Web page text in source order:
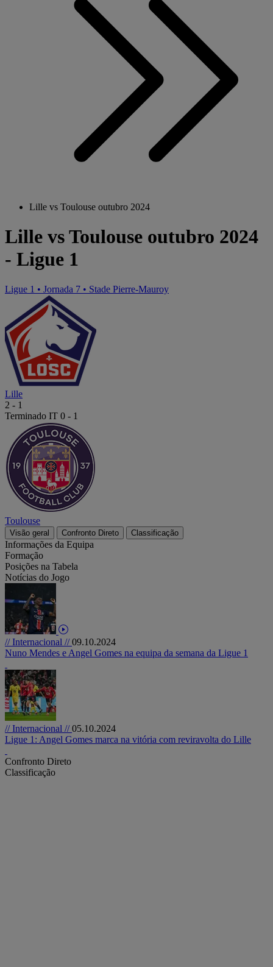
Lille vs Toulouse outubro 2024
Lille vs Toulouse outubro 2024
- Ligue 1
Ligue 1 • Jornada 7 • Stade Pierre-Mauroy
Lille
2 - 1
Terminado IT 0 - 1
Toulouse
Visão geral Confronto Direto Classificação
Informações da Equipa
Formação
Posições na Tabela
Notícias do Jogo
// Internacional //09.10.2024
Nuno Mendes e Angel Gomes na equipa da semana da Ligue 1
// Internacional //05.10.2024
Ligue 1: Angel Gomes marca na vitória com reviravolta do Lille
Confronto Direto
Classificação